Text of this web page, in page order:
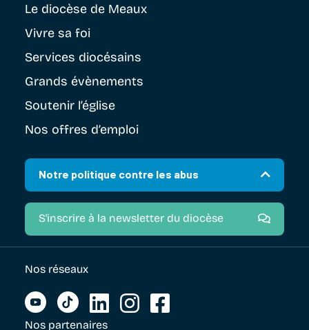
Le diocèse de Meaux
Vivre sa foi
Services diocésains
Grands évènements
Soutenir l’église
Nos offres d’emploi
Notre politique contre les abus
S'inscrire à la newsletter du diocèse
Nos réseaux
Nos partenaires